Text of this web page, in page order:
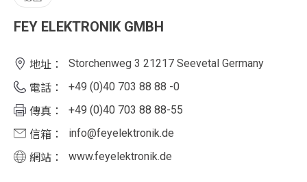
FEY ELEKTRONIK GMBH
地址：
Storchenweg 3 21217 Seevetal Germany
電話：
+49 (0)40 703 88 88 -0
傳真：
+49 (0)40 703 88 88-55
信箱：
info@feyelektronik.de
網站：
www.feyelektronik.de